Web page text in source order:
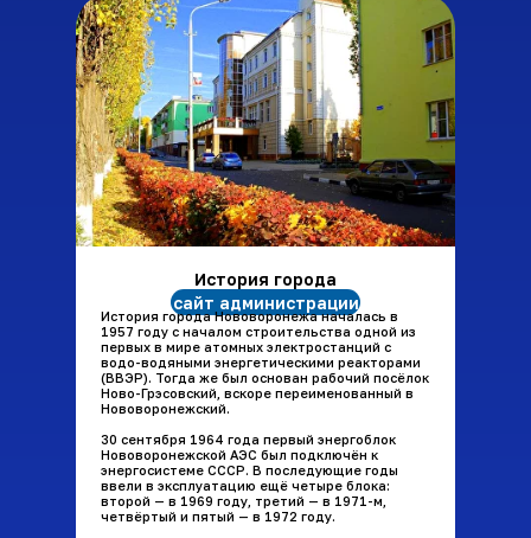
История города
сайт администрации
История города Нововоронежа началась в
1957 году с началом строительства одной из
первых в мире атомных электростанций с
водо-водяными энергетическими реакторами
(ВВЭР). Тогда же был основан рабочий посёлок
Ново-Грэсовский, вскоре переименованный в
Нововоронежский.
30 сентября 1964 года первый энергоблок
Нововоронежской АЭС был подключён к
энергосистеме СССР. В последующие годы
ввели в эксплуатацию ещё четыре блока:
второй — в 1969 году, третий — в 1971-м,
четвёртый и пятый — в 1972 году.